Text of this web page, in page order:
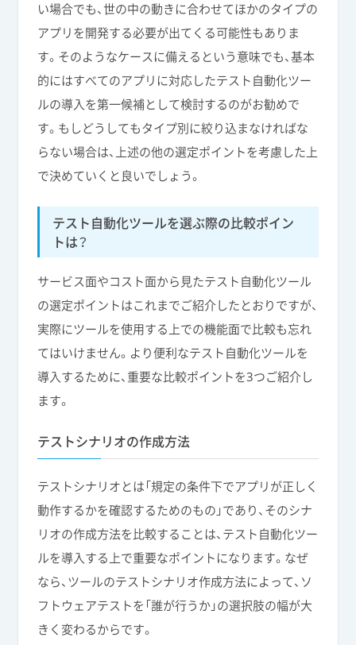
い場合でも、世の中の動きに合わせてほかのタイプの
アプリを開発する必要が出てくる可能性もありま
す。そのようなケースに備えるという意味でも、基本
的にはすべてのアプリに対応したテスト自動化ツー
ルの導入を第一候補として検討するのがお勧めで
す。もしどうしてもタイプ別に絞り込まなければな
らない場合は、上述の他の選定ポイントを考慮した上
で決めていくと良いでしょう。
テスト自動化ツールを選ぶ際の比較ポイン
トは？
サービス面やコスト面から見たテスト自動化ツール
の選定ポイントはこれまでご紹介したとおりですが、
実際にツールを使用する上での機能面で比較も忘れ
てはいけません。より便利なテスト自動化ツールを
導入するために、重要な比較ポイントを3つご紹介し
ます。
テストシナリオの作成方法
テストシナリオとは「規定の条件下でアプリが正しく
動作するかを確認するためのもの」であり、そのシナ
リオの作成方法を比較することは、テスト自動化ツー
ルを導入する上で重要なポイントになります。なぜ
なら、ツールのテストシナリオ作成方法によって、ソ
フトウェアテストを「誰が行うか」の選択肢の幅が大
きく変わるからです。